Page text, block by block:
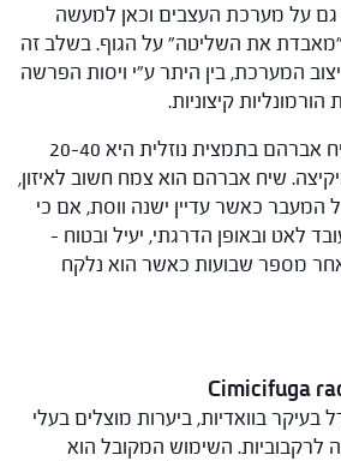
גם על מערכת העצבים וכאן למעשה
את השליטה" על הגוף. בשלב זה
המערכת, בין היתר ע"י ויסות הפרשה
ההתוויה המומלצת לשיח אברהם בתמצית נוזלית היא 20-40
שיח אברהם הוא צמח חשוב לאיזון,
המעבר כאשר עדיין ישנה ווסת, אם כי
לאט ובאופן הדרגתי, יעיל ובטוח –
מספר שבועות כאשר הוא נלקח
בעיקר בוואדיות, ביערות מוצלים בעלי
לרקבוביות. השימוש המקובל הוא